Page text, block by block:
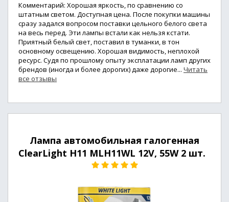
Комментарий: Хорошая яркость, по сравнению со
штатным светом. Доступная цена. После покупки машины
сразу задался вопросом поставки цельного белого света
на весь перед. Эти лампы встали как нельзя кстати.
Приятный белый свет, поставил в туманки, в тон
основному освещению. Хорошая видимость, неплохой
ресурс. Судя по прошлому опыту эксплатации ламп других
брендов (иногда и более дорогих) даже дорогие... Читать
все отзывы
Лампа автомобильная галогенная
ClearLight H11 MLH11WL 12V, 55W 2 шт.